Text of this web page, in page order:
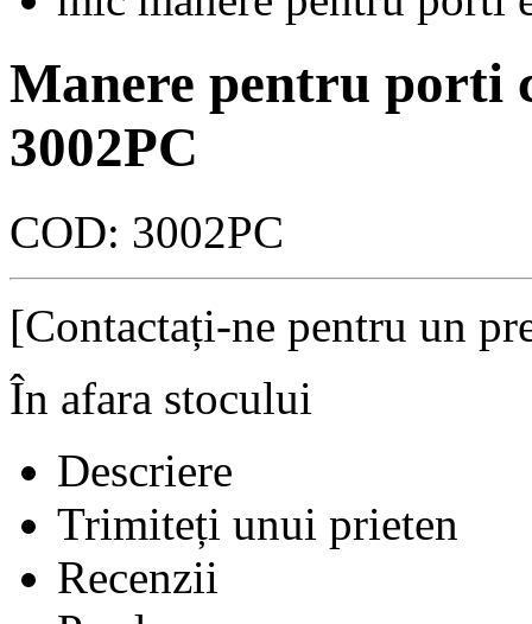
Manere pentru porti
3002PC
COD: 3002PC
[Contactați-ne pentru un
În afara stocului
Descriere
Trimiteți unui prieten
Recenzii